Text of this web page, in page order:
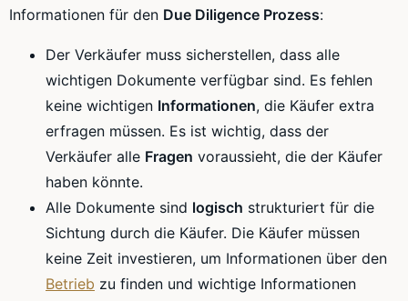
Informationen für den Due Diligence Prozess:
Der Verkäufer muss sicherstellen, dass alle
wichtigen Dokumente verfügbar sind. Es fehlen
keine wichtigen Informationen, die Käufer extra
erfragen müssen. Es ist wichtig, dass der
Verkäufer alle Fragen voraussieht, die der Käufer
haben könnte.
Alle Dokumente sind logisch strukturiert für die
Sichtung durch die Käufer. Die Käufer müssen
keine Zeit investieren, um Informationen über den
Betrieb zu finden und wichtige Informationen